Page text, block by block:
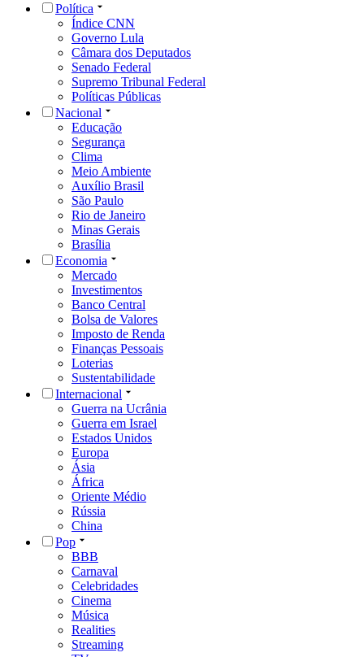
Política
Índice CNN
Governo Lula
Câmara dos Deputados
Senado Federal
Supremo Tribunal Federal
Políticas Públicas
Nacional
Educação
Segurança
Clima
Meio Ambiente
Auxílio Brasil
São Paulo
Rio de Janeiro
Minas Gerais
Brasília
Economia
Mercado
Investimentos
Banco Central
Bolsa de Valores
Imposto de Renda
Finanças Pessoais
Loterias
Sustentabilidade
Internacional
Guerra na Ucrânia
Guerra em Israel
Estados Unidos
Europa
Ásia
África
Oriente Médio
Rússia
China
Pop
BBB
Carnaval
Celebridades
Cinema
Música
Realities
Streaming